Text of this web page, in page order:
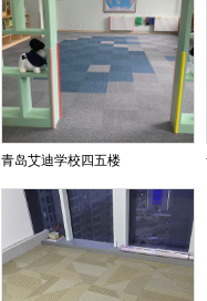
青岛艾迪学校四五楼